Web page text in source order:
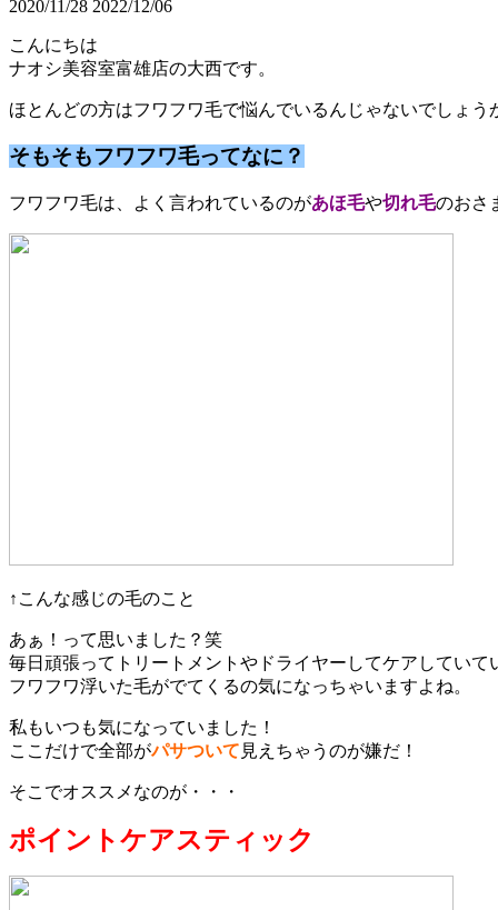
2020/11/28 2022/12/06
こんにちは
ナオシ美容室富雄店の大西です。
ほとんどの方はフワフワ毛で悩んでいるんじゃないでしょう
そもそもフワフワ毛ってなに？
フワフワ毛は、よく言われているのがあほ毛や切れ毛のおさ
↑こんな感じの毛のこと
あぁ！って思いました？笑
毎日頑張ってトリートメントやドライヤーしてケアしていて
フワフワ浮いた毛がでてくるの気になっちゃいますよね。
私もいつも気になっていました！
ここだけで全部がパサついて 見えちゃうのが嫌だ！
そこでオススメなのが・・・
ポイントケアスティック